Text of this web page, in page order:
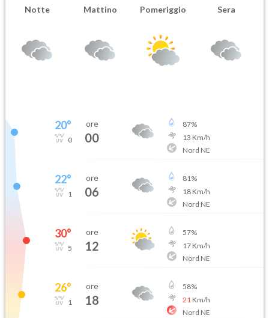
Notte Mattino Pomeriggio Sera
20°
0
ore
00
87%
13 Km/h
Nord NE
22°
1
ore
06
81%
18Km/h
Nord NE
30°
5
ore
12
57%
17Km/h
Nord NE
26°
1
ore
18
58%
21 Km/h
Nord NE